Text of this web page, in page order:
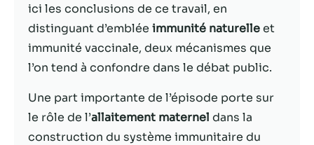
ici les conclusions de ce travail, en
distinguant d’emblée immunité naturelleet
immunité vaccinale, deux mécanismes que
l’on tend à confondre dans le débat public.
Une part importante de l’épisode porte sur
le rôle de l’allaitement maternel dans la
construction du système immunitaire du
nécessaires au
fonctionnement
du site Web.
Statistiques
Afin que nous
puissions
améliorer la